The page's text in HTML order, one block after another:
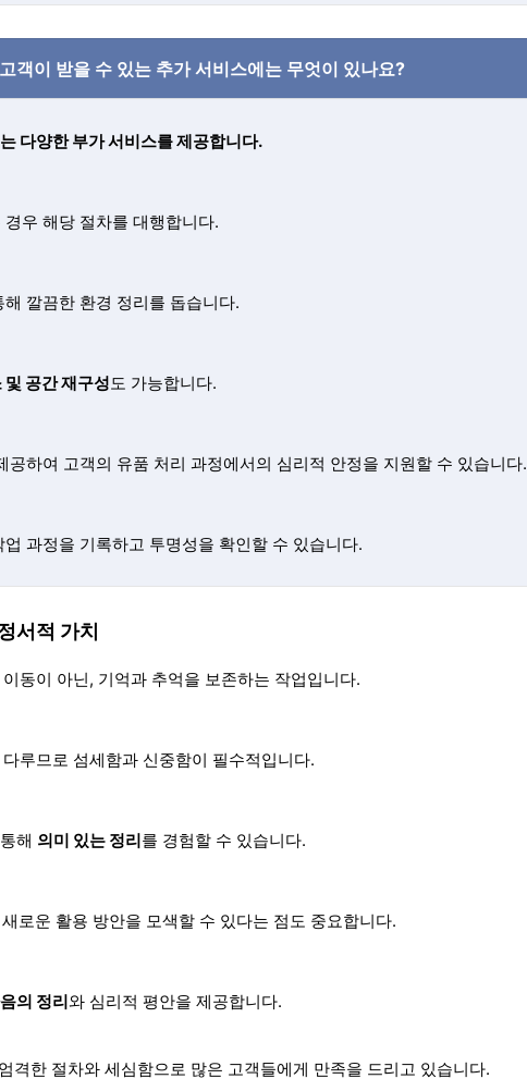
객이 받을 수 있는 추가 서비스에는 무엇이 있나요?
다양한 부가 서비스를 제공합니다.
경우 해당 절차를 대행합니다.
깔끔한 환경 정리를 돕습니다.
및 공간 재구성도 가능합니다.
공하여 고객의 유품 처리 과정에서의 심리적 안정을 지원할 수 있습니다.
업 과정을 기록하고 투명성을 확인할 수 있습니다.
서적 가치
동이 아닌, 기억과 추억을 보존하는 작업입니다.
루므로 섬세함과 신중함이 필수적입니다.
해 의미 있는 정리를 경험할 수 있습니다.
로운 활용 방안을 모색할 수 있다는 점도 중요합니다.
의 정리와 심리적 평안을 제공합니다.
격한 절차와 세심함으로 많은 고객들에게 만족을 드리고 있습니다.